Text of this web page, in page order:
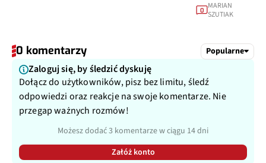
0
MARIAN
SZUTIAK
0 komentarzy Popularne
Zaloguj się, by śledzić dyskuję
Dołącz do użytkowników, pisz bez limitu, śledź
odpowiedzi oraz reakcje na swoje komentarze. Nie
przegap ważnych rozmów!
Możesz dodać 3 komentarze w ciągu 14 dni
Załóż konto